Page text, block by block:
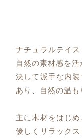
ナチュラルテイ
自然の素材感を活
決して派手な内
あり、自然の温も
主に木材をはじめ
優しくリラック